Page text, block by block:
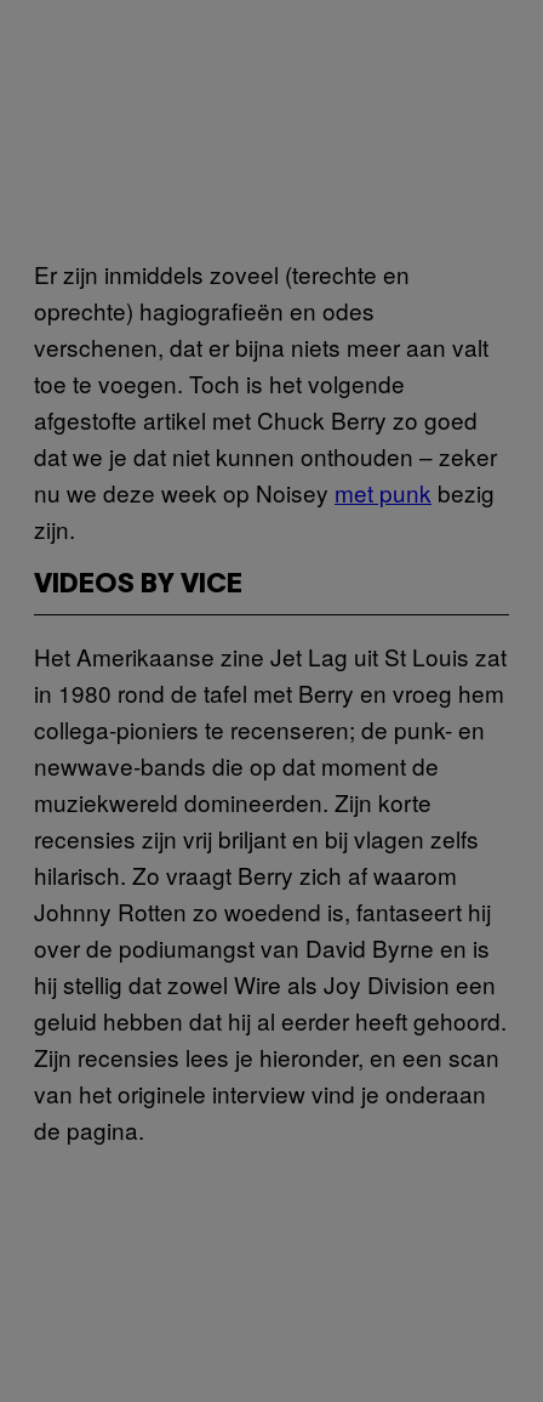
Er zijn inmiddels zoveel (terechte en
oprechte) hagiografieën en odes
verschenen, dat er bijna niets meer aan valt
toe te voegen. Toch is het volgende
afgestofte artikel met Chuck Berry zo goed
dat we je dat niet kunnen onthouden – zeker
nu we deze week op Noisey met punk bezig
zijn.
VIDEOS BY VICE
Het Amerikaanse zine Jet Lag uit St Louis zat
in 1980 rond de tafel met Berry en vroeg hem
collega-pioniers te recenseren; de punk- en
newwave-bands die op dat moment de
muziekwereld domineerden. Zijn korte
recensies zijn vrij briljant en bij vlagen zelfs
hilarisch. Zo vraagt Berry zich af waarom
Johnny Rotten zo woedend is, fantaseert hij
over de podiumangst van David Byrne en is
hij stellig dat zowel Wire als Joy Division een
geluid hebben dat hij al eerder heeft gehoord.
Zijn recensies lees je hieronder, en een scan
van het originele interview vind je onderaan
de pagina.